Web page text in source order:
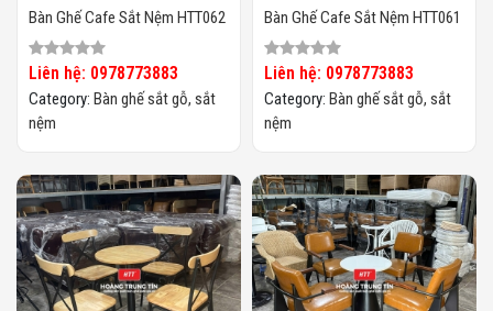
Bàn Ghế Cafe Sắt Nệm HTT062
Liên hệ: 0978773883
Category: Bàn ghế sắt gỗ, sắt
nệm
Bàn Ghế Cafe Sắt Nệm HTT061
Liên hệ: 0978773883
Category: Bàn ghế sắt gỗ, sắt
nệm